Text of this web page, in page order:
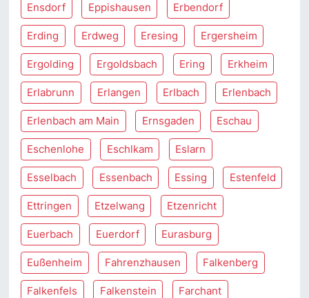
Ensdorf Eppishausen Erbendorf
Erding Erdweg Eresing Ergersheim
Ergolding Ergoldsbach Ering Erkheim
Erlabrunn Erlangen Erlbach Erlenbach
Erlenbach am Main Ernsgaden Eschau
Eschenlohe Eschlkam Eslarn
Esselbach Essenbach Essing Estenfeld
Ettringen Etzelwang Etzenricht
Euerbach Euerdorf Eurasburg
Eußenheim Fahrenzhausen Falkenberg
Falkenfels Falkenstein Farchant